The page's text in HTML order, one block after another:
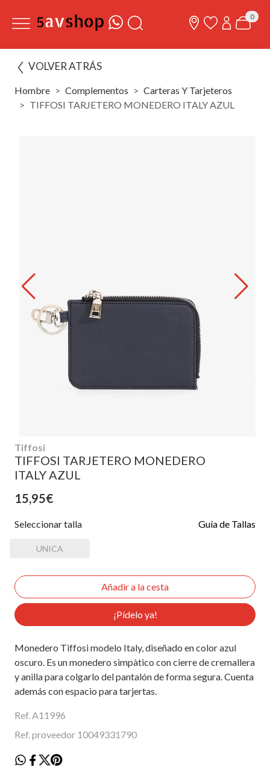
0
VOLVER ATRÁS
Hombre Complementos
Carteras Y Tarjeteros
TIFFOSI TARJETERO MONEDERO ITALY AZUL
Tiffosi
TIFFOSI TARJETERO MONEDERO
ITALY AZUL
15,95€
Seleccionar talla Guía de Tallas
UNICA
¡Pídelo ya!
Monedero Tiffosi modelo Italy, diseñado en color azul
oscuro. Es un monedero simpàtico con cierre de cremallera
y anilla para colgarlo del pantalón de forma segura. Cuenta
además con espacio para tarjertas.
Ref. A11996
Ref. proveedor 10049331790